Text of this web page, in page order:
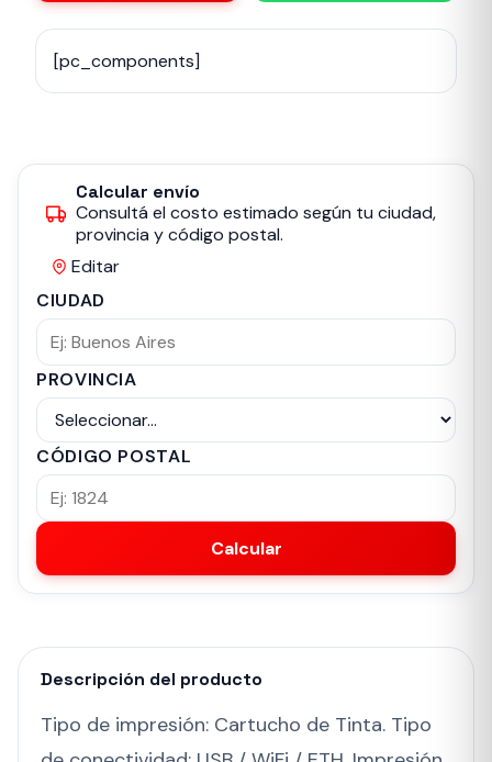
[pc_components]
Calcular envío
Consultá el costo estimado según tu ciudad,
provincia y código postal.
Editar
CIUDAD
PROVINCIA
CÓDIGO POSTAL
Calcular
Descripción del producto
Tipo de impresión: Cartucho de Tinta. Tipo